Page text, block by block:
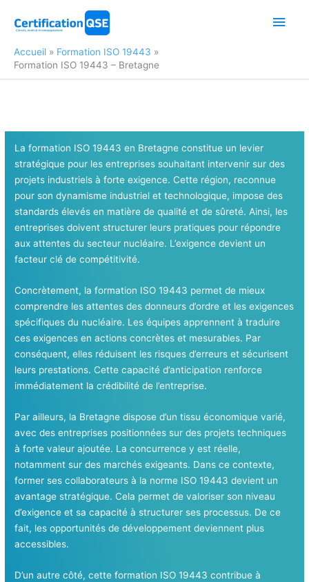
Accueil
Formation ISO 19443
Formation ISO 19443 – Bretagne
La formation ISO 19443 en Bretagne constitue un levier
stratégique pour les entreprises souhaitant intervenir sur des
projets industriels à forte exigence. Cette région, reconnue
pour son dynamisme industriel et technologique, impose des
standards élevés en matière de qualité et de sûreté. Ainsi, les
entreprises doivent structurer leurs pratiques pour répondre
aux attentes du secteur nucléaire. L’exigence devient un
facteur clé de compétitivité.
Concrètement, la formation ISO 19443 permet de mieux
comprendre les attentes des donneurs d’ordre et les exigences
spécifiques du nucléaire. Les équipes apprennent à traduire
ces exigences en actions concrètes et mesurables. Par
conséquent, elles réduisent les risques d’erreurs et sécurisent
leurs prestations. Cette capacité d’anticipation renforce
immédiatement la crédibilité de l’entreprise.
Par ailleurs, la Bretagne dispose d’un tissu économique varié,
avec des entreprises positionnées sur des projets techniques
à forte valeur ajoutée. La concurrence y est réelle,
notamment sur des marchés exigeants. Dans ce contexte,
former ses collaborateurs à la norme ISO 19443 devient un
avantage stratégique. Cela permet de valoriser son niveau
d’exigence et sa capacité à structurer ses processus. De ce
fait, les opportunités de développement deviennent plus
accessibles.
D’un autre côté, cette formation ISO 19443 contribue à